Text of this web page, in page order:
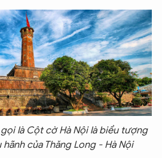
là Cột cờ Hà Nội là biểu tượng
của Thăng Long - Hà Nội